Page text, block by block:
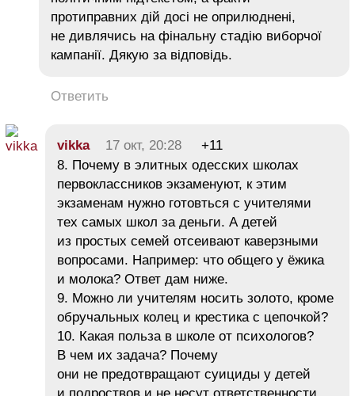
протиправних дій досі не оприлюднені,
не дивлячись на фінальну стадію виборчої
кампанії. Дякую за відповідь.
Ответить
vikka 17 окт, 20:28
+11
8. Почему в элитных одесских школах
первоклассников экзаменуют, к этим
экзаменам нужно готовться с учителями
тех самых школ за деньги. А детей
из простых семей отсеивают каверзными
вопросами. Например: что общего у ёжика
и молока? Ответ дам ниже.
9. Можно ли учителям носить золото, кроме
обручальных колец и крестика с цепочкой?
10. Какая польза в школе от психологов?
В чем их задача? Почему
они не предотвращают суициды у детей